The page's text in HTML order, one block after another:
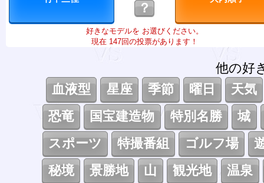
？
好きなモデルを お選びください。
現在 147回の投票があります！
他の好
血液型
星座 季節 曜日
天気
恐竜
国宝建造物 特別名勝
城
スポーツ
特撮番組 ゴルフ場
秘境
景勝地 山 観光地
温泉